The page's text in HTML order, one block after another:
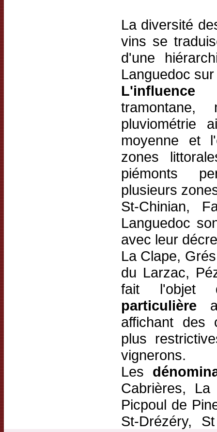
La diversité
vins se
d'une
Languedoc
pluviométrie
moyenne et
zones
piémonts
plusieurs
St-Chinian,
Languedoc
avec leur
La Clape,
du Larzac,
fait l'objet
particulière
affichant des
plus
vignerons.
Les
Cabrières, La
Picpoul de
St-Drézéry,